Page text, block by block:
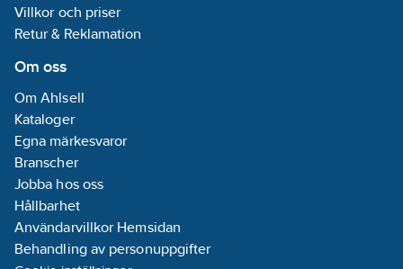
Villkor och priser
Retur & Reklamation
Om oss
Om Ahlsell
Kataloger
Egna märkesvaror
Branscher
Jobba hos oss
Hållbarhet
Användarvillkor Hemsidan
Behandling av personuppgifter